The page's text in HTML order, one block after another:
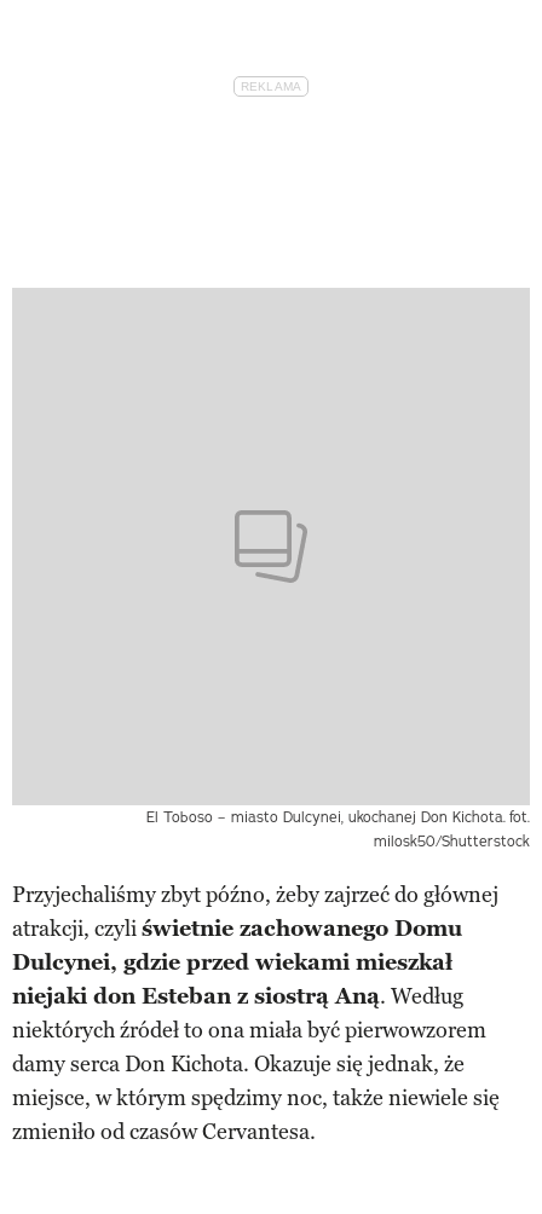
El Toboso – miasto Dulcynei, ukochanej Don Kichota. fot.
milosk50/Shutterstock
Przyjechaliśmy zbyt późno, żeby zajrzeć do głównej
atrakcji, czyliświetnie zachowanego Domu
Dulcynei, gdzie przed wiekami mieszkał
niejaki don Esteban z siostrą Aną. Według
niektórych źródeł to ona miała być pierwowzorem
damy serca Don Kichota. Okazuje się jednak, że
miejsce, w którym spędzimy noc, także niewiele się
zmieniło od czasów Cervantesa.